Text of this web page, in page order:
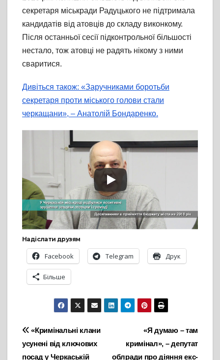
секретаря міськради Радуцького не підтримала
кандидатів від атовців до складу виконкому.
Після останньої сесії підконтрольної більшості
нестало, тож атовці не радять нікому з ними
сваритися.
Дивіться також: «Заручниками боротьби
секретаря проти міського голови стали
черкащани», – Анатолій Бондаренко.
Надіслати друзям
Facebook Telegram Друк
Більше
Навігація
записів
«Я думаю – там
кримінал», – депутат
облради про діяння екс-
«Кримінальні клани
усунені від ключових
посад у Черкаській